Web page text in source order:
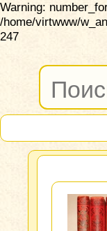
Warning:
/home/virtwww/
247